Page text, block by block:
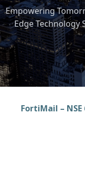
Empowering
Edge Technology
FortiMail – NSE